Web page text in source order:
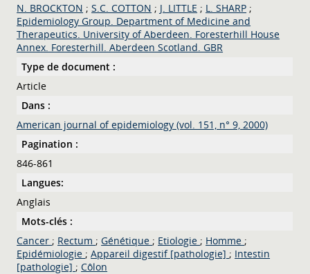
N. BROCKTON ;S.C. COTTON ; J. LITTLE ; L. SHARP ;
Epidemiology Group. Department of Medicine and
Therapeutics. University of Aberdeen. Foresterhill House
Annex. Foresterhill. Aberdeen Scotland. GBR
Type de document :
Article
Dans :
American journal of epidemiology (vol. 151, n° 9, 2000)
Pagination :
846-861
Langues:
Anglais
Mots-clés :
Cancer ; Rectum ; Génétique ; Etiologie ; Homme ;
Epidémiologie ; Appareil digestif [pathologie] ; Intestin
[pathologie] ; Côlon